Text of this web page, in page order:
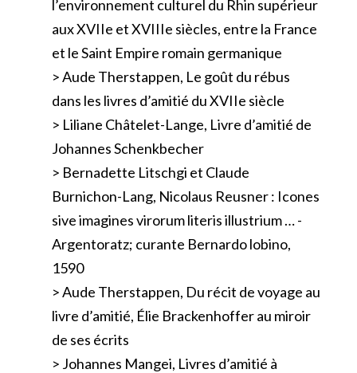
l’environnement culturel du Rhin supérieur
aux XVIIe et XVIIIe siècles, entre la France
et le Saint Empire romain germanique
> Aude Therstappen, Le goût du rébus
dans les livres d’amitié du XVIIe siècle
> Liliane Châtelet-Lange, Livre d’amitié de
Johannes Schenkbecher
> Bernadette Litschgi et Claude
Burnichon-Lang, Nicolaus Reusner : Icones
sive imagines virorum literis illustrium … -
Argentoratz; curante Bernardo lobino,
1590
> Aude Therstappen, Du récit de voyage au
livre d’amitié, Élie Brackenhoffer au miroir
de ses écrits
> Johannes Mangei, Livres d’amitié à